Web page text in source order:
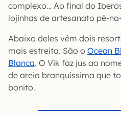
complexo… Ao final do
lojinhas de artesanato pé-
Abaixo deles vêm dois
mais estreita. São o Ocean
Blanca. O Vik faz jus ao
de areia branquíssima que
bonito.